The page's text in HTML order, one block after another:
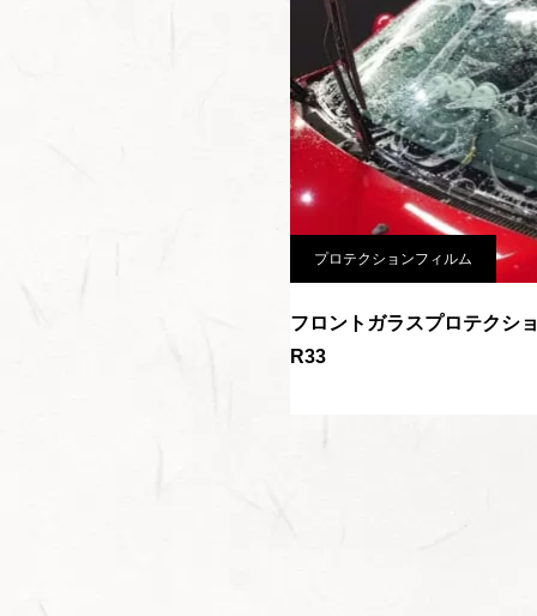
プロテクションフィルム
フロントガラスプロテクシ
R33